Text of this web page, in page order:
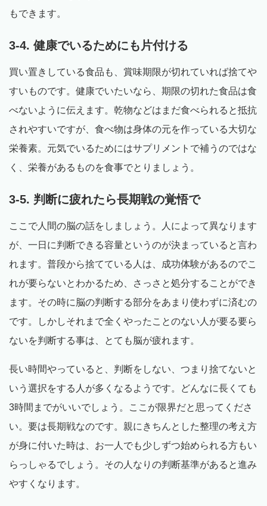
もできます。
3-4. 健康でいるためにも片付ける
買い置きしている食品も、賞味期限が切れていれば捨てや
すいものです。健康でいたいなら、期限の切れた食品は食
べないように伝えます。乾物などはまだ食べられると抵抗
されやすいですが、食べ物は身体の元を作っている大切な
栄養素。元気でいるためにはサプリメントで補うのではな
く、栄養があるものを食事でとりましょう。
3-5. 判断に疲れたら長期戦の覚悟で
ここで人間の脳の話をしましょう。人によって異なります
が、一日に判断できる容量というのが決まっていると言わ
れます。普段から捨てている人は、成功体験があるのでこ
れが要らないとわかるため、さっさと処分することができ
ます。その時に脳の判断する部分をあまり使わずに済むの
です。しかしそれまで全くやったことのない人が要る要ら
ないを判断する事は、とても脳が疲れます。
長い時間やっていると、判断をしない、つまり捨てないと
いう選択をする人が多くなるようです。どんなに長くても
3時間までがいいでしょう。ここが限界だと思ってくださ
い。要は長期戦なのです。親にきちんとした整理の考え方
が身に付いた時は、お一人でも少しずつ始められる方もい
らっしゃるでしょう。その人なりの判断基準があると進み
やすくなります。